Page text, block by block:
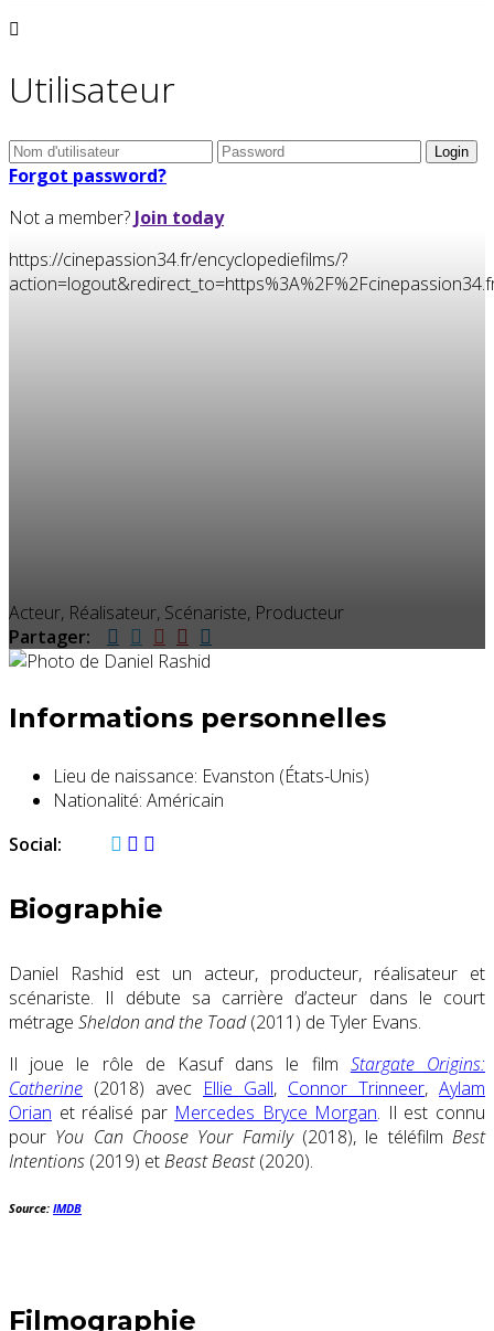
Utilisateur
Forgot password?
Not a member? Join today
https://cinepassion34.fr/encyclopediefilms/?
Acteur, Réalisateur, Scénariste, Producteur
Partager:
Informations personnelles
Lieu de naissance: Evanston (États-Unis)
Nationalité: Américain
Social:
Biographie
Daniel Rashid est un acteur, producteur, réalisateur et
scénariste. Il débute sa carrière d’acteur dans le court
métrage Sheldon and the Toad(2011) de Tyler Evans.
Il joue le rôle de Kasuf dans le film Stargate Origins:
Catherine (2018) avec Ellie Gall, Connor Trinneer, Aylam
Orian et réalisé par Mercedes Bryce Morgan. Il est connu
pour You Can Choose Your Family(2018), le téléfilmBest
Intentions (2019) etBeast Beast(2020).
Source: IMDB
Filmographie